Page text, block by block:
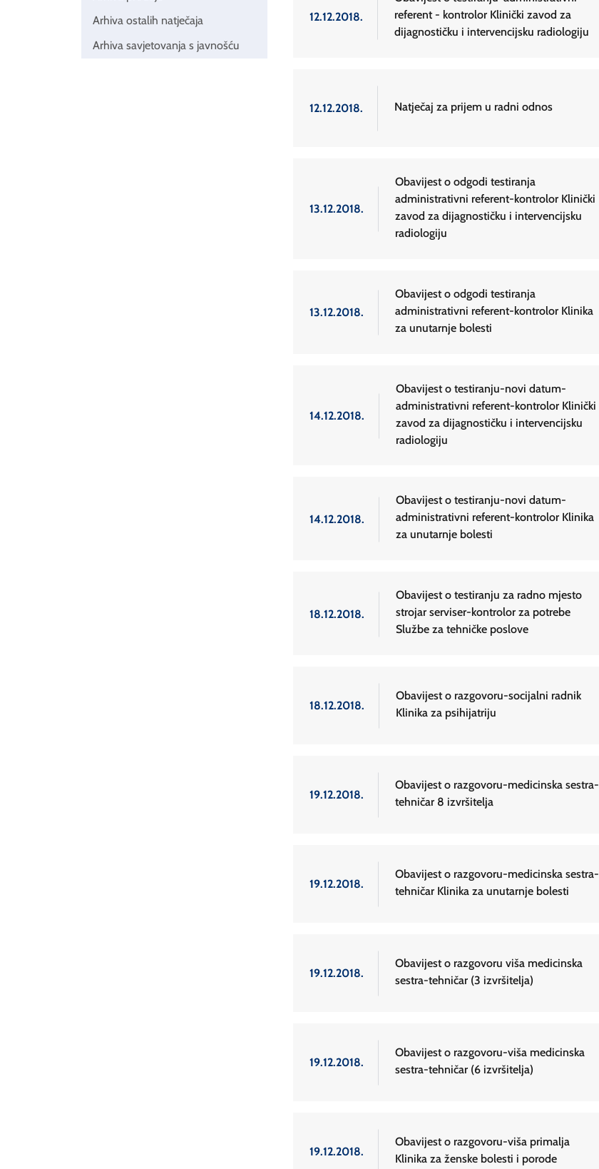
Arhiva ostalih natječaja
Arhiva savjetovanja s javnošću
12.12.2018.
referent - kontrolor Klinički zavod za
dijagnostičku i intervencijsku radiologiju
12.12.2018. Natječaj za prijem u radni odnos
13.12.2018.
Obavijest o odgodi testiranja
administrativni referent-kontrolor Klinički
zavod za dijagnostičku i intervencijsku
radiologiju
13.12.2018.
Obavijest o odgodi testiranja
administrativni referent-kontrolor Klinika
za unutarnje bolesti
14.12.2018.
Obavijest o testiranju-novi datum-
administrativni referent-kontrolor Klinički
zavod za dijagnostičku i intervencijsku
radiologiju
14.12.2018.
Obavijest o testiranju-novi datum-
administrativni referent-kontrolor Klinika
za unutarnje bolesti
18.12.2018.
Obavijest o testiranju za radno mjesto
strojar serviser-kontrolor za potrebe
Službe za tehničke poslove
18.12.2018.
Obavijest o razgovoru-socijalni radnik
Klinika za psihijatriju
19.12.2018.
Obavijest o razgovoru-medicinska sestra-
tehničar 8 izvršitelja
19.12.2018.
Obavijest o razgovoru-medicinska sestra-
tehničar Klinika za unutarnje bolesti
19.12.2018.
Obavijest o razgovoru viša medicinska
sestra-tehničar (3 izvršitelja)
19.12.2018.
Obavijest o razgovoru-viša medicinska
sestra-tehničar (6 izvršitelja)
19.12.2018.
Obavijest o razgovoru-viša primalja
Klinika za ženske bolesti i porode